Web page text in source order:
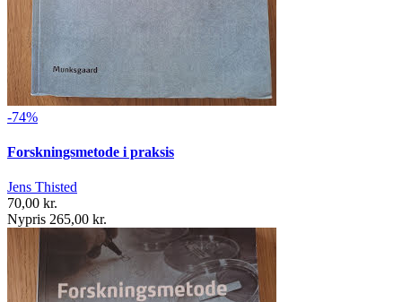
-74%
Forskningsmetode i praksis
Jens Thisted
70,00 kr.
Nypris 265,00 kr.